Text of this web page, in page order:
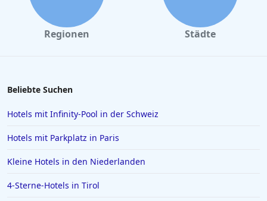
Regionen Städte
Beliebte Suchen
Hotels mit Infinity-Pool in der Schweiz
Hotels mit Parkplatz in Paris
Kleine Hotels in den Niederlanden
4-Sterne-Hotels in Tirol